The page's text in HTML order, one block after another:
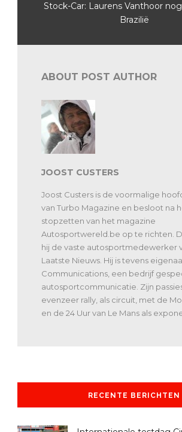
Stock-Car: Laurens Vanthoor
Brazilië
ABOUT POST AUTHOR
JOOST CUSTERS
Joost Custers is de voormalige
van Turbo Magazine en besloot na
stopzetten van het magazine
Autosportwereld.be op te richten.
hij de vaste autosportmedewerker
Laatste Nieuws. Hij is tevens
Communications, een bedrijf
autosportcommunicatie. Zijn
evenzeer rally, als circuit, met de
en de 24 Uur van Le Mans als
RECENTE BERICHTEN